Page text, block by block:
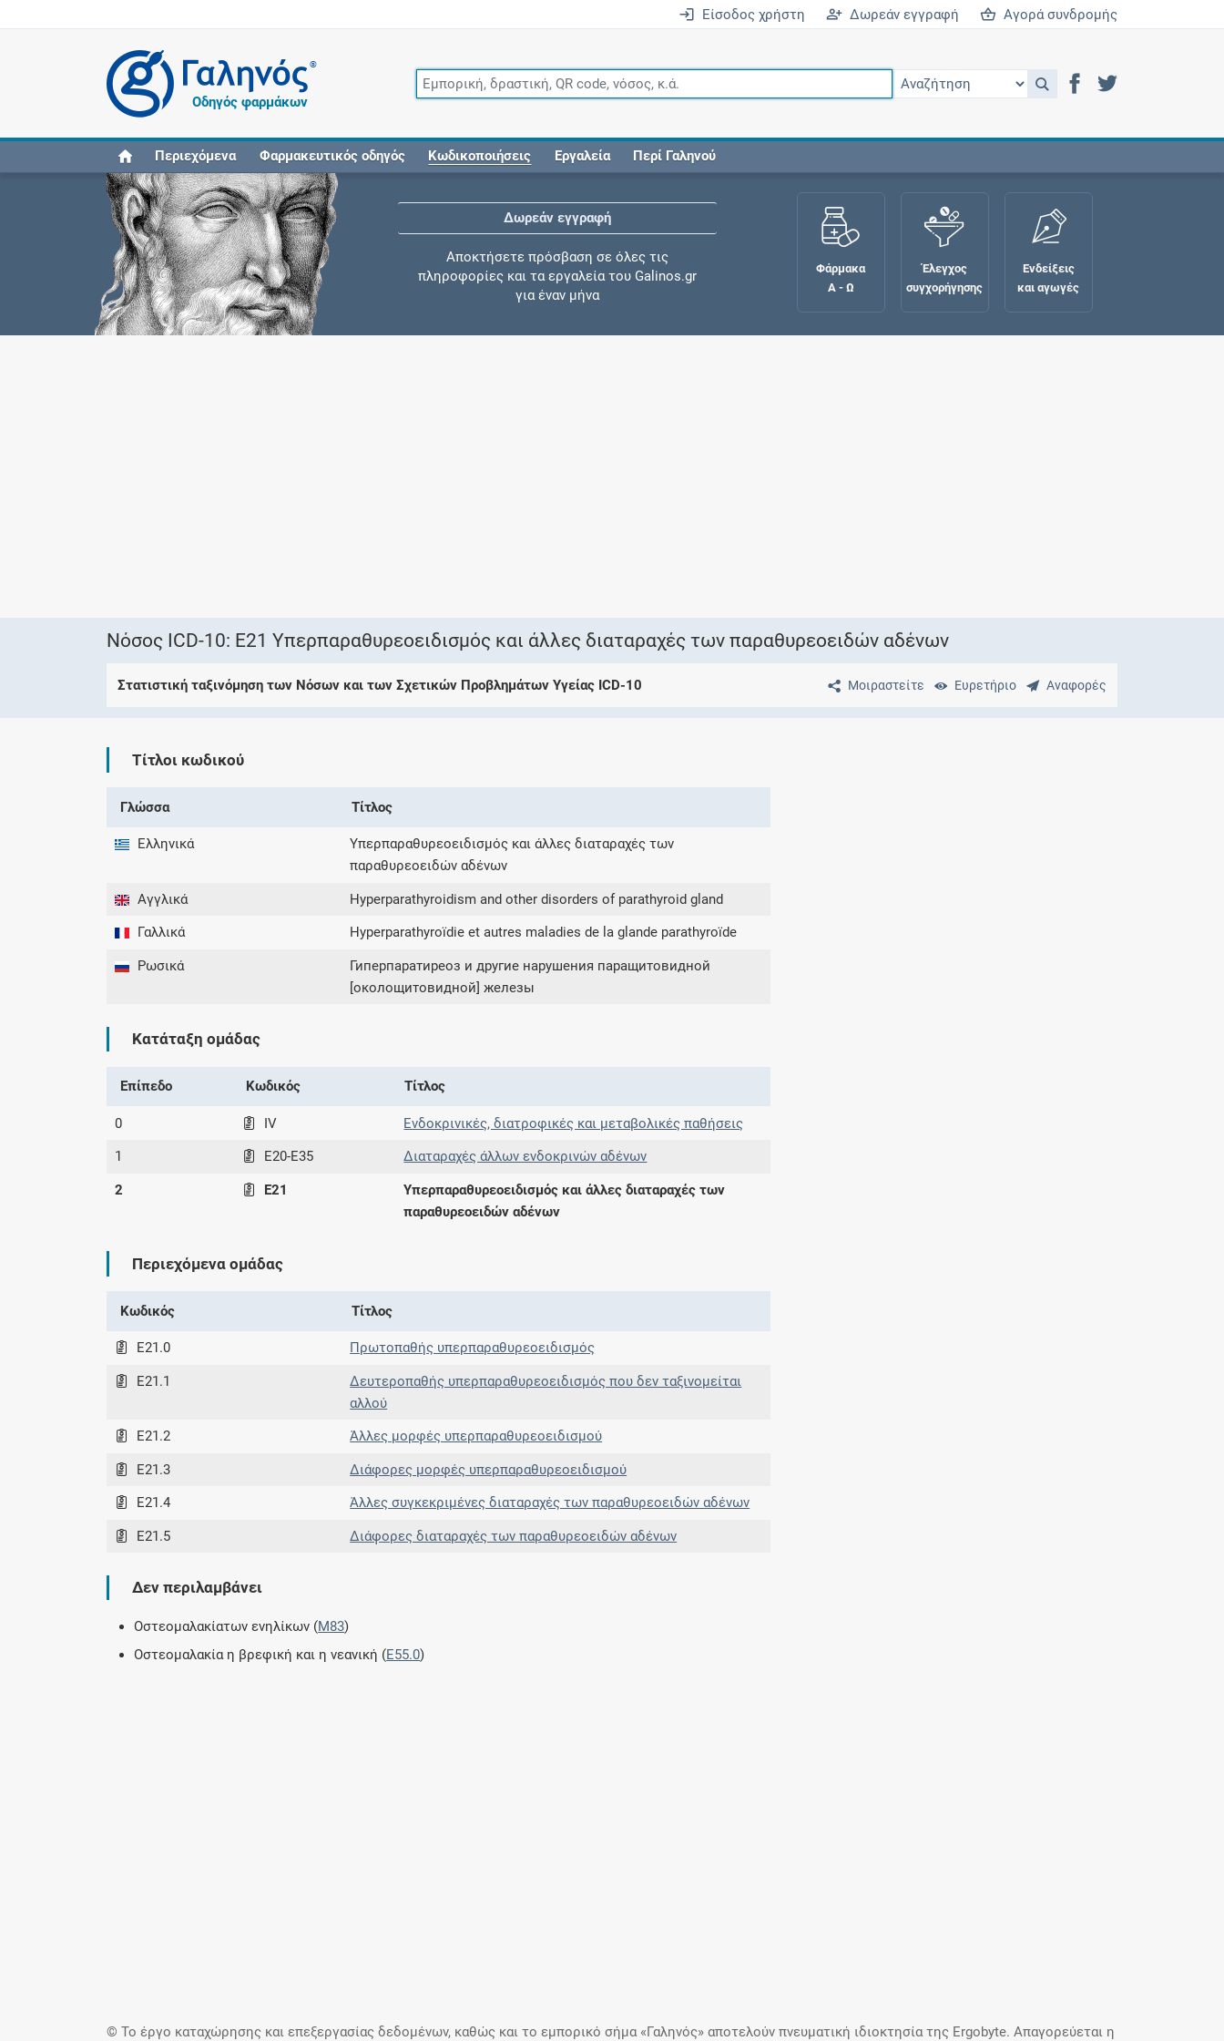
Είσοδος χρήστη Δωρεάν εγγραφή Αγορά συνδρομής
®
Οδηγός φαρμάκων
Περιεχόμενα Φαρμακευτικός οδηγός Κωδικοποιήσεις Εργαλεία Περί Γαληνού
Δωρεάν εγγραφή
Αποκτήσετε πρόσβαση σε όλες τις
πληροφορίες και τα εργαλεία του Galinos.gr
για έναν μήνα
επιπλέον παροχές των συνδρομητικών
Βρείτε θεραπευτικές ενδείξεις και αγωγές για
Γνωρίζατε ότι...
Φάρμακα
Α - Ω
Έλεγχος
συγχορήγησης
Ενδείξεις
και αγωγές
Νόσος ICD-10: E21 Υπερπαραθυρεοειδισμός και άλλες διαταραχές των παραθυρεοειδών αδένων
Μοιραστείτε Ευρετήριο Αναφορές
Στατιστική ταξινόμηση των Νόσων και των Σχετικών Προβλημάτων Υγείας ICD-10
Τίτλοι κωδικού
Γλώσσα Τίτλος
Ελληνικά
Υπερπαραθυρεοειδισμός και άλλες διαταραχές των
παραθυρεοειδών αδένων
Αγγλικά Hyperparathyroidism and other disorders of parathyroid gland
Γαλλικά Hyperparathyroïdie et autres maladies de la glande parathyroïde
Ρωσικά
Гиперпаратиреоз и другие нарушения паращитовидной
[околощитовидной] железы
Κατάταξη ομάδας
Επίπεδο Κωδικός Τίτλος
0 IV Ενδοκρινικές, διατροφικές και μεταβολικές παθήσεις
1 E20-E35 Διαταραχές άλλων ενδοκρινών αδένων
2 E21
Υπερπαραθυρεοειδισμός και άλλες διαταραχές των
παραθυρεοειδών αδένων
Περιεχόμενα ομάδας
Κωδικός Τίτλος
E21.0 Πρωτοπαθής υπερπαραθυρεοειδισμός
E21.1
Δευτεροπαθής υπερπαραθυρεοειδισμός που δεν ταξινομείται
αλλού
E21.2 Άλλες μορφές υπερπαραθυρεοειδισμού
E21.3 Διάφορες μορφές υπερπαραθυρεοειδισμού
E21.4 Άλλες συγκεκριμένες διαταραχές των παραθυρεοειδών αδένων
E21.5 Διάφορες διαταραχές των παραθυρεοειδών αδένων
Δεν περιλαμβάνει
Οστεομαλακίατων ενηλίκων (M83)
Οστεομαλακία η βρεφική και η νεανική (E55.0)
© Το έργο καταχώρησης και επεξεργασίας δεδομένων, καθώς και το εμπορικό σήμα «Γαληνός» αποτελούν πνευματική ιδιοκτησία της Ergobyte. Απαγορεύεται η